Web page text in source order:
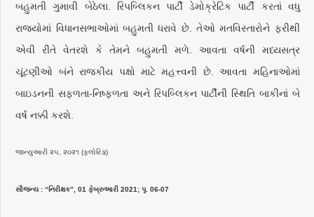
બહુમતી ગુમાવી બેઠેલા. રિપબ્લિકન પાર્ટી ડેમોક્રેટિક પાર્ટી કરતાં વધુ
રાજ્યોમાં વિધાનસભાઓમાં બહુમતી ધરાવે છે. તેઓ મતવિસ્તારોને ફરીથી
એવી રીતે વેતરશે કે તેમને બહુમતી મળે. આવતા વર્ષની મધ્યસત્ર
ચૂંટણીઓ બંને રાજકીય પક્ષો માટે મહત્ત્વની છે. આવતા મહિનાઓમાં
બાઇડનની સફળતા-નિષ્ફળતા અને રિપબ્લિકન પાર્ટીની સ્થિતિ બાકીનાં બે
વર્ષ નક્કી કરશે.
જાન્યુઆરી ૨૫, ૨૦૨૧ (ફ્લોરિડા)
સૌજન્ય : “નિરીક્ષક”, 01 ફેબ્રુઆરી 2021; પૃ. 06-07